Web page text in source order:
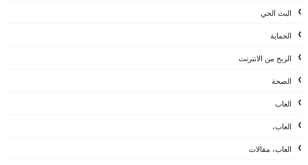
البث الحي
الحماية
الربح من الانترنت
الصحة
العاب
العاب،
العاب، مقالات